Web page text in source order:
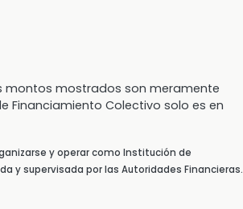
montos mostrados son meramente
Financiamiento Colectivo solo es en
y operar como Institución de
y supervisada por las Autoridades Financieras.